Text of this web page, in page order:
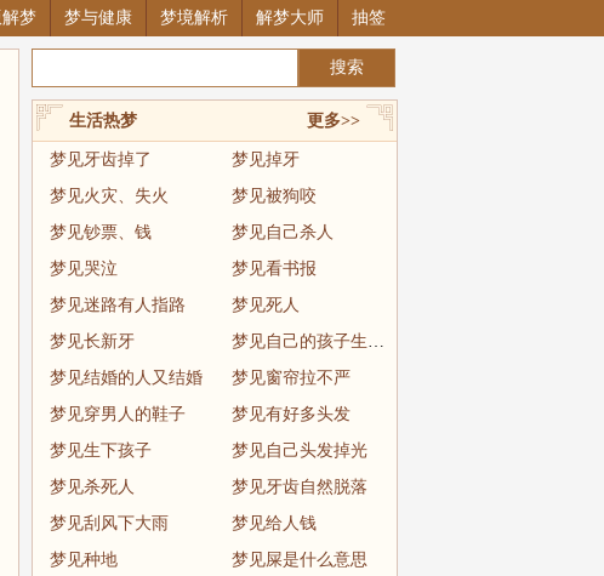
梦 梦与健康 梦境解析 解梦大师 抽签
更多>>
生活热梦
梦见牙齿掉了
梦见掉牙
梦见火灾、失火
梦见被狗咬
梦见钞票、钱
梦见自己杀人
梦见哭泣
梦见看书报
梦见迷路有人指路
梦见死人
梦见长新牙
梦见自己的孩子生病了
梦见结婚的人又结婚
梦见窗帘拉不严
梦见穿男人的鞋子
梦见有好多头发
梦见生下孩子
梦见自己头发掉光
梦见杀死人
梦见牙齿自然脱落
梦见刮风下大雨
梦见给人钱
梦见种地
梦见屎是什么意思